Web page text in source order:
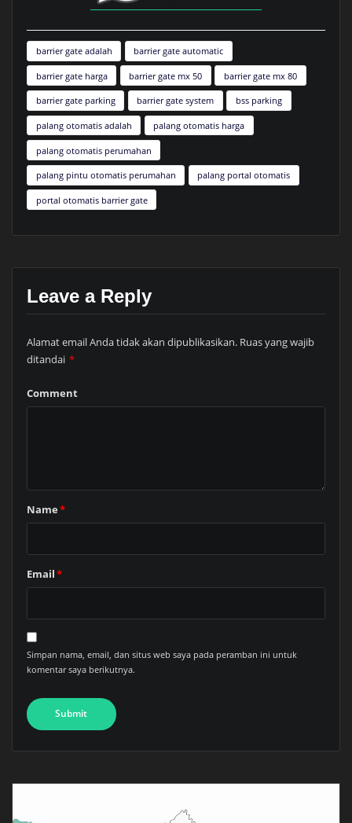
barrier gate adalah barrier gate automatic
barrier gate harga barrier gate mx 50 barrier gate mx 80
barrier gate parking barrier gate system bss parking
palang otomatis adalah palang otomatis harga
palang otomatis perumahan
palang pintu otomatis perumahan palang portal otomatis
portal otomatis barrier gate
Leave a Reply
Alamat email Anda tidak akan dipublikasikan. Ruas yang wajib
ditandai *
Comment
Name*
Email*
Simpan nama, email, dan situs web saya pada peramban ini untuk
komentar saya berikutnya.